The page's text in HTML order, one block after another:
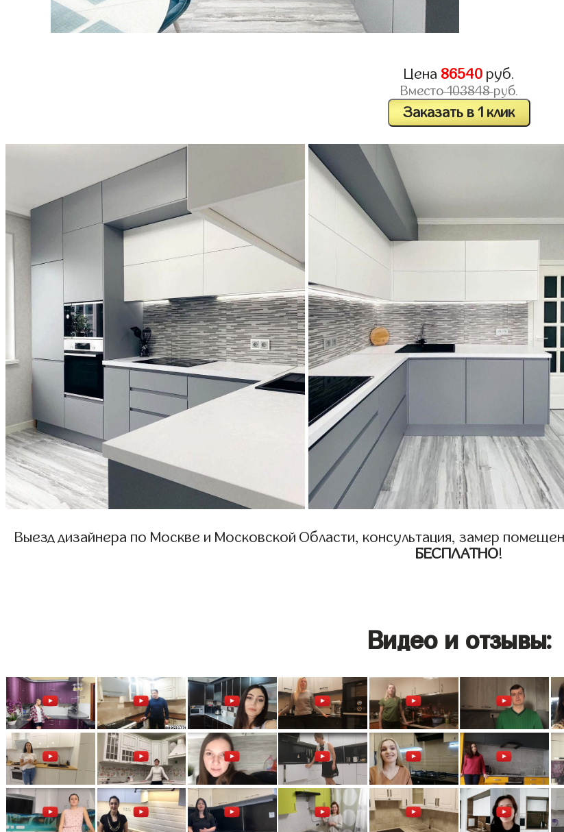
Цена 86540руб.
Вместо103848руб.
Заказать в 1 клик
Выезд дизайнера по Москве и Московской Области, консультация, замер
БЕСПЛАТНО!
Видео и отзывы: